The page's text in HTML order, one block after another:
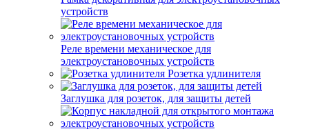
устройств
Реле времени механическое для
электроустановочных устройств
Розетка удлинителя
Заглушка для розеток, для защиты детей